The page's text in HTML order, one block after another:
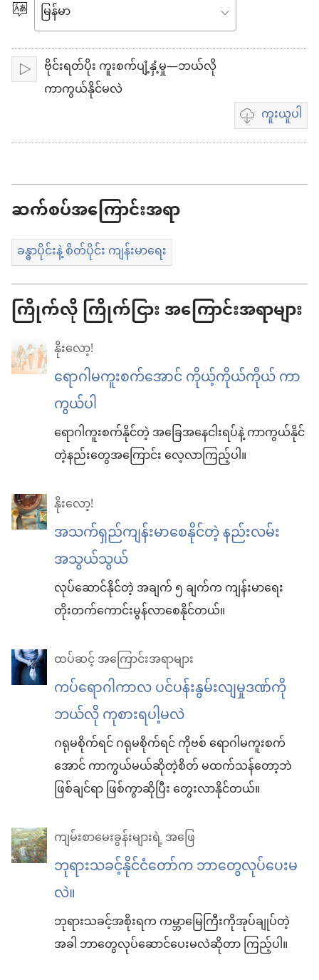
ယို
ဖွ
ဘာသာစကား
ရွေးချယ်
ပါ
ဖွင့် ဗိုင်းရတ်ပိုး ကူးစက်ပျံ့နှံ့မှု—ဘယ်လို
ကာကွယ်နိုင်မလဲ
ကူးယူပါ
ဗီဒီယို
ကူး
များ
ဆက်စပ်အကြောင်းအရာ
ခန္ဓာပိုင်းနဲ့ စိတ်ပိုင်း ကျန်းမာရေး
ကြိုက်လို ကြိုက်ငြား အကြောင်းအရာများ
နိုးလော့!
ရောဂါမကူးစက်အောင် ကိုယ့်ကိုယ်ကိုယ် ကာ
ကွယ်ပါ
ရောဂါကူးစက်နိုင်တဲ့ အခြေအနေငါးရပ်နဲ့ ကာကွယ်နိုင်
တဲ့နည်းတွေအကြောင်း လေ့လာကြည့်ပါ။
နိုးလော့!
အသက်ရှည်ကျန်းမာစေနိုင်တဲ့ နည်းလမ်း
အသွယ်သွယ်
လုပ်ဆောင်နိုင်တဲ့ အချက် ၅ ချက်က ကျန်းမာရေး
တိုးတက်ကောင်းမွန်လာစေနိုင်တယ်။
ထပ်ဆင့် အကြောင်းအရာများ
ကပ်ရောဂါကာလ ပင်ပန်းနွမ်းလျမှုဒဏ်ကို
ဘယ်လို ကုစားရပါ့မလဲ
ဂရုမစိုက်ရင် ဂရုမစိုက်ရင် ကိုဗစ် ရောဂါမကူးစက်
အောင် ကာကွယ်မယ်ဆိုတဲ့စိတ် မထက်သန်တော့ဘဲ
ဖြစ်ချင်ရာ ဖြစ်ကွာဆိုပြီး တွေးလာနိုင်တယ်။
ကျမ်းစာမေးခွန်းများရဲ့ အဖြေ
ဘုရားသခင့်နိုင်ငံတော်က ဘာတွေလုပ်ပေးမ
လဲ။
ဘုရားသခင့်အစိုးရက ကမ္ဘာမြေကြီးကိုအုပ်ချုပ်တဲ့
အခါ ဘာတွေလုပ်ဆောင်ပေးမလဲဆိုတာ ကြည့်ပါ။